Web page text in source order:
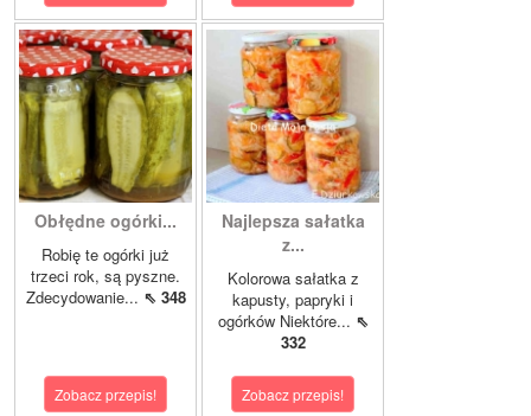
Obłędne ogórki...
Robię te ogórki już
trzeci rok, są pyszne.
Zdecydowanie... ⇖ 348
Zobacz przepis!
Najlepsza sałatka
z...
Kolorowa sałatka z
kapusty, papryki i
ogórków Niektóre... ⇖
332
Zobacz przepis!